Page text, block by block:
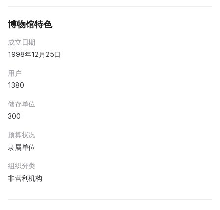
博物馆特色
成立日期
1998年12月25日
用户
1380
储存单位
300
预算状况
隶属单位
组织分类
非营利机构